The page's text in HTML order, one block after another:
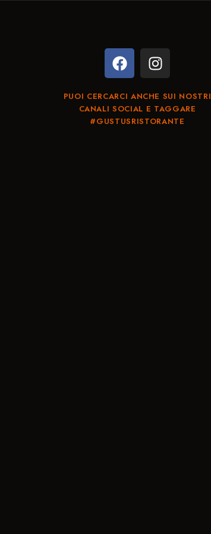
PUOI CERCARCI ANCHE SUI NOSTRI
CANALI SOCIAL E TAGGARE
#GUSTUSRISTORANTE​